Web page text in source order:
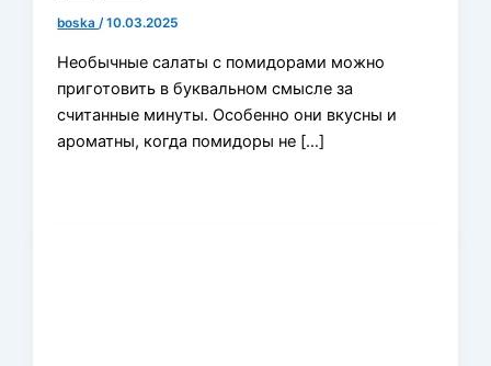
boska/10.03.2025
Необычные салаты с помидорами можно
приготовить в буквальном смысле за
считанные минуты. Особенно они вкусны и
ароматны, когда помидоры не […]